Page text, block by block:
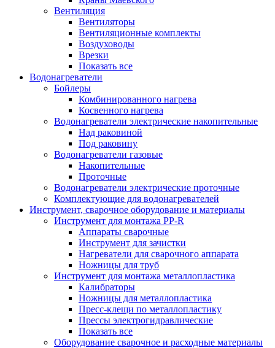
Вентиляция
Вентиляторы
Вентиляционные комплекты
Воздуховоды
Врезки
Показать все
Водонагреватели
Бойлеры
Комбинированного нагрева
Косвенного нагрева
Водонагреватели электрические накопительные
Над раковиной
Под раковину
Водонагреватели газовые
Накопительные
Проточные
Водонагреватели электрические проточные
Комплектующие для водонагревателей
Инструмент, сварочное оборудование и материалы
Инструмент для монтажа PP-R
Аппараты сварочные
Инструмент для зачистки
Нагреватели для сварочного аппарата
Ножницы для труб
Инструмент для монтажа металлопластика
Калибраторы
Ножницы для металлопластика
Пресс-клещи по металлопластику
Прессы электрогидравлические
Показать все
Оборудование сварочное и расходные материалы